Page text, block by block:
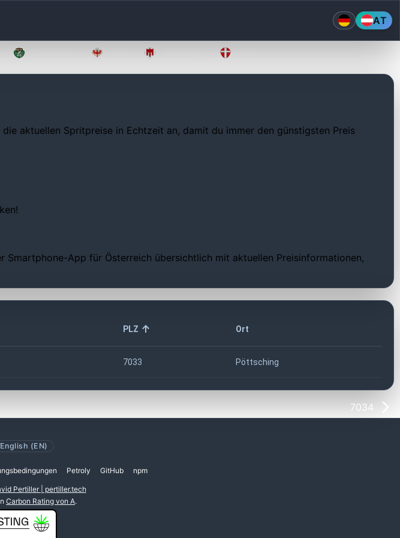
AT
aktuellen Spritpreise in Echtzeit an, damit du immer den günstigsten Preis
App für Österreich übersichtlich mit aktuellen Preisinformationen,
PLZ Ort
7033 Pöttsching
7034
English (EN)
Petroly GitHub npm
Pertiller | pertiller.tech
Carbon Rating von A.